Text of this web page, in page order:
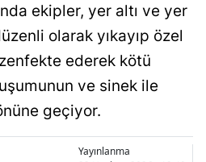
Balıkesir
Bilecik
Bingöl
Bolu
ekipler, yer altı ve yer
olarak yıkayıp özel
ederek kötü
ve sinek ile
geçiyor.
Yayınlanma